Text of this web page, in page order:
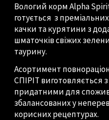
Вологий корм Alpha
готується з
качки та курятини з
шматочків свіжих
таурину.
Асортимент
СПІРІТ виготовляється
придатними для
збалансованих у
корисних рецептурах.